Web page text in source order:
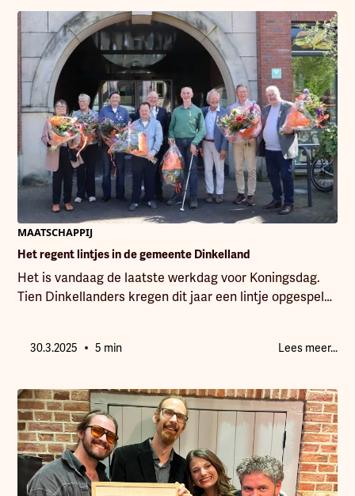
MAATSCHAPPIJ
Het regent lintjes in de gemeente Dinkelland
Het is vandaag de laatste werkdag voor Koningsdag.
Tien Dinkellanders kregen dit jaar een lintje opgespeld
30.3.2025 • 5 min Lees meer...